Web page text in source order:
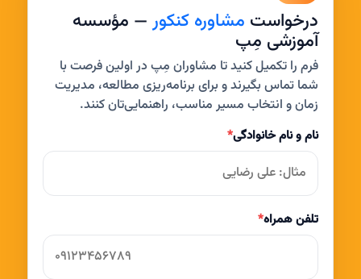
درخواست مشاوره کنکور— مؤسسه
آموزشی مِپ
فرم را تکمیل کنید تا مشاوران مِپ در اولین فرصت با
شما تماس بگیرند و برای برنامه‌ریزی مطالعه، مدیریت
زمان و انتخاب مسیر مناسب، راهنمایی‌تان کنند.
نام و نام خانوادگی*
تلفن همراه*